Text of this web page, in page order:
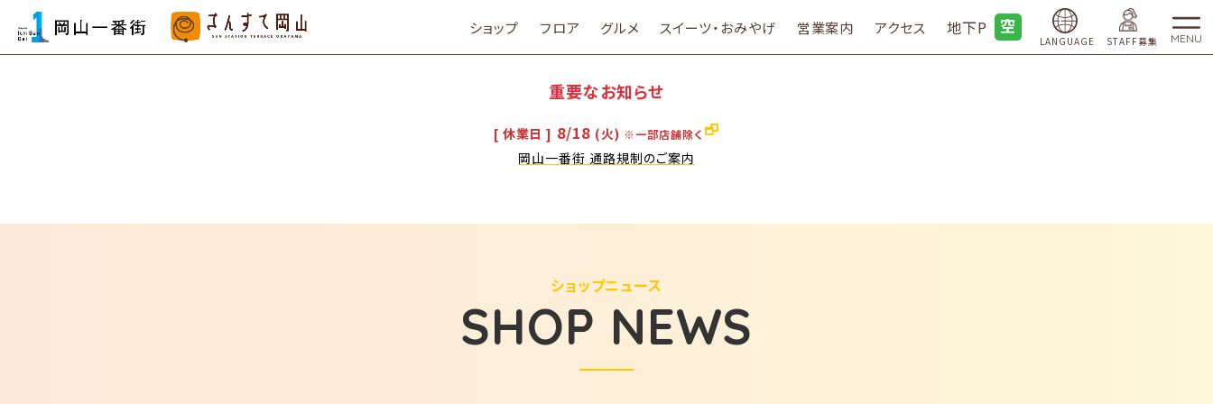
ショップ フロア グルメ スイーツ・おみやげ 営業案内 アクセス 地下P
LANGUAGE STAFF募集 MENU
重要なお知らせ
[ 休業日 ] 8/18 (火) ※一部店舗除く
岡山一番街 通路規制のご案内
SHOP NEWS
ショップニュース